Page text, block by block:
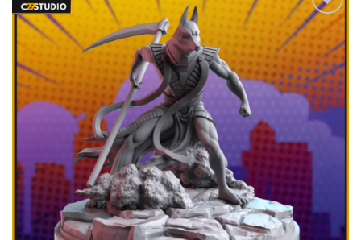
Añadir
a la
lista de
deseos